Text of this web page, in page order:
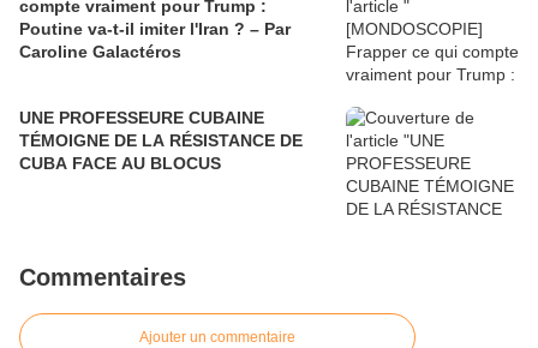
compte vraiment pour Trump :
Poutine va-t-il imiter l'Iran ? – Par
Caroline Galactéros
UNE PROFESSEURE CUBAINE
TÉMOIGNE DE LA RÉSISTANCE DE
CUBA FACE AU BLOCUS
Commentaires
Ajouter un commentaire